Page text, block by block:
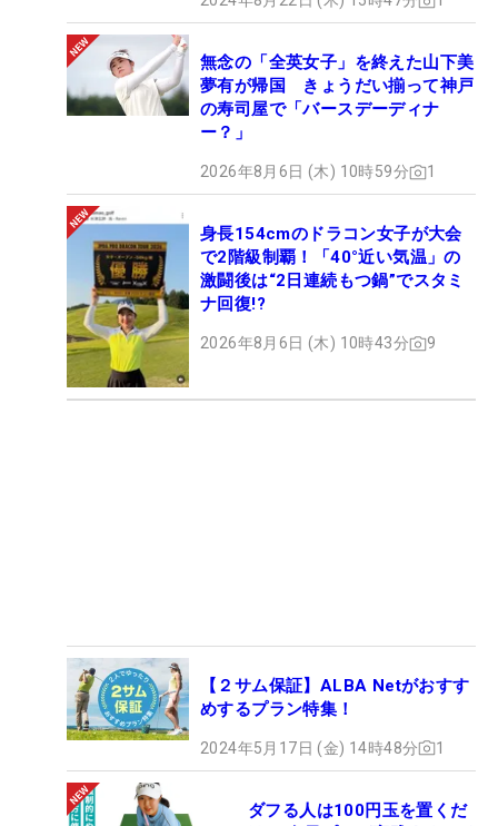
無念の「全英女子」を終えた山下美
夢有が帰国 きょうだい揃って神戸
の寿司屋で「バースデーディナ
ー？」
2026年8月6日 (木) 10時59分 1
身長154cmのドラコン女子が大会
で2階級制覇！「40°近い気温」の
激闘後は“2日連続もつ鍋”でスタミ
ナ回復!?
2026年8月6日 (木) 10時43分 9
【２サム保証】ALBA Netがおすす
めするプラン特集！
2024年5月17日 (金) 14時48分 1
ダフる人は100円玉を置くだ